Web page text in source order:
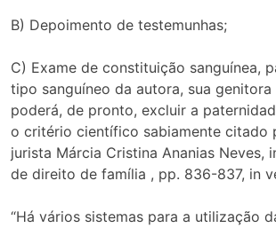
B) Depoimento de testemunhas;
C) Exame de constituição sanguínea,
tipo sanguíneo da autora, sua genitora
poderá, de pronto, excluir a
o critério científico sabiamente citado
jurista Márcia Cristina Ananias Neves,
de direito de família , pp. 836-837, in
“Há vários sistemas para a utilização